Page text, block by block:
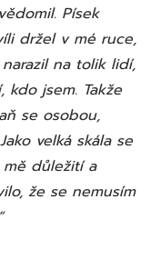
Písek
držel v mé ruce,
na tolik lidí,
jsem. Takže
se osobou,
velká skála se
důležití a
že se nemusím